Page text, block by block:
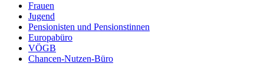
Frauen
Jugend
Pensionisten und Pensionstinnen
Europabüro
VÖGB
Chancen-Nutzen-Büro